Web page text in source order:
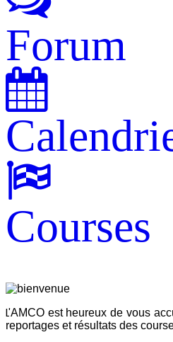
Forum
Courses
L'AMCO est heureux de vous
reportages et résultats des